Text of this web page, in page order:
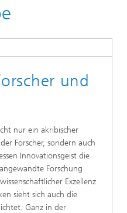
und
nur ein akribischer
Forscher, sondern auch
Innovationsgeist die
Forschung
Exzellenz
sieht sich auch die
Ganz in der